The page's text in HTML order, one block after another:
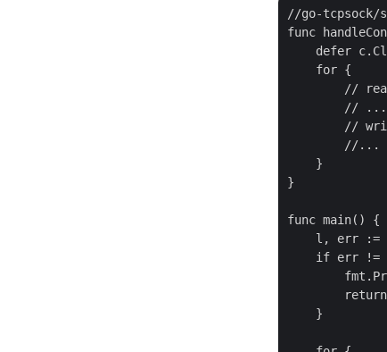
//go-tcpsock/
func
defer
    for {
//
//
//
//...
    }
}
func main() {
l, err :=
if err !=
        return
    }